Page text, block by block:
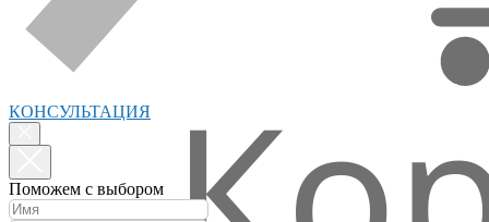
Не нашли, что искали? Мы поможем вам с выбором!
КОНСУЛЬТАЦИЯ
Поможем с выбором